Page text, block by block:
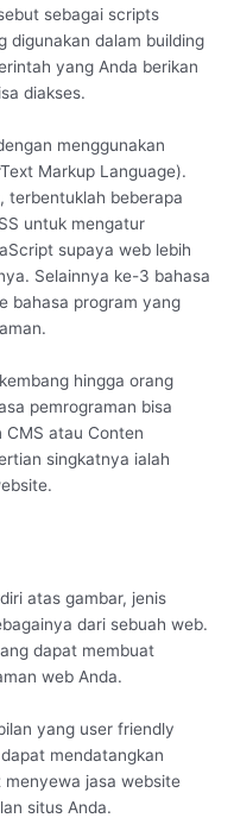
sebagai scripts
digunakan dalam building
yang Anda berikan
diakses.
menggunakan
Markup Language).
terbentuklah beberapa
untuk mengatur
supaya web lebih
Selainnya ke-3 bahasa
bahasa program yang
hingga orang
pemrograman bisa
CMS atau Conten
singkatnya ialah
atas gambar, jenis
dari sebuah web.
dapat membuat
web Anda.
yang user friendly
mendatangkan
jasa website
situs Anda.